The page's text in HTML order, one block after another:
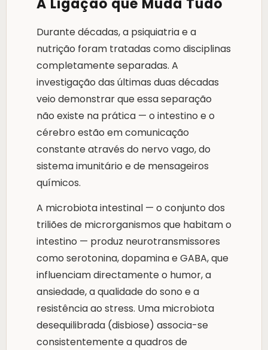
A Ligação que Muda Tudo
Durante décadas, a psiquiatria e a
nutrição foram tratadas como disciplinas
completamente separadas. A
investigação das últimas duas décadas
veio demonstrar que essa separação
não existe na prática — o intestino e o
cérebro estão em comunicação
constante através do nervo vago, do
sistema imunitário e de mensageiros
químicos.
A microbiota intestinal — o conjunto dos
triliões de microrganismos que habitam o
intestino — produz neurotransmissores
como serotonina, dopamina e GABA, que
influenciam directamente o humor, a
ansiedade, a qualidade do sono e a
resistência ao stress. Uma microbiota
desequilibrada (disbiose) associa-se
consistentemente a quadros de